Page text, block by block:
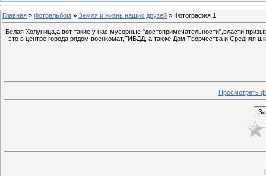
Главная » Фотоальбом » Земля и жизнь наших друзей » Фотография 1
Белая Холуница,а вот такие у нас мусорные "достопримечательности",власти
это в центре города,рядом военкомат,ГИБДД, а также Дом Творчества и Средняя
Просмотреть